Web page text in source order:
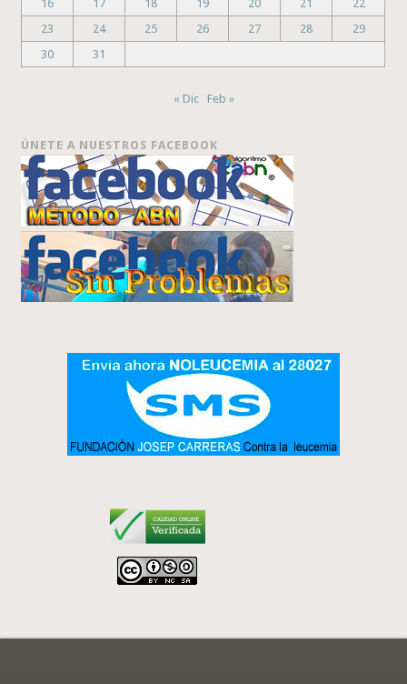
16
17 18 19 20 21
22
23
24 25 26 27 28
29
30
31
« Dic Feb »
ÚNETE A NUESTROS FACEBOOK